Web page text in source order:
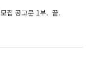
집 공고문 1부. 끝.